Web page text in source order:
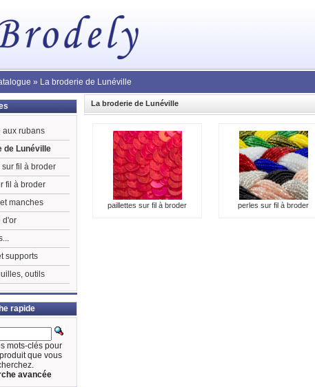
» La broderie de Lunéville
La broderie de Lunéville
paillettes sur fil à broder perles sur fil à broder
aux rubans
de Lunéville
fil à broder
fil à broder
manches
d'or
supports
outils
rapide
mots-clés pour
que vous
avancée